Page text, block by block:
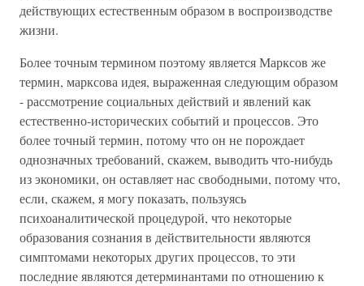
действующих естественным образом в воспроизводстве
жизни.
Более точным термином поэтому является Марксов же
термин, марксова идея, выраженная следующим образом
- рассмотрение социальных действий и явлений как
естественно-исторических событий и процессов. Это
более точный термин, потому что он не порождает
однозначных требований, скажем, выводить что-нибудь
из экономики, он оставляет нас свободными, потому что,
если, скажем, я могу показать, пользуясь
психоаналитической процедурой, что некоторые
образования сознания в действительности являются
симптомами некоторых других процессов, то эти
последние являются детерминантами по отношению к